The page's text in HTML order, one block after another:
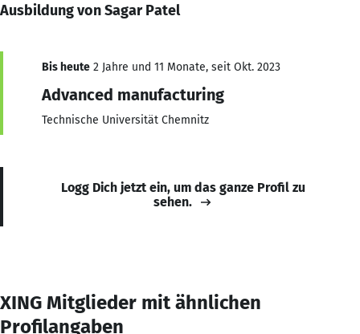
Ausbildung von Sagar Patel
Bis heute 2 Jahre und 11 Monate, seit Okt. 2023
Advanced manufacturing
Technische Universität Chemnitz
Logg Dich jetzt ein, um das ganze Profil zu
sehen.
XING Mitglieder mit ähnlichen
Profilangaben